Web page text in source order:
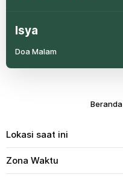
Isya
Doa Malam
Beranda
Lokasi saat ini
Zona Waktu